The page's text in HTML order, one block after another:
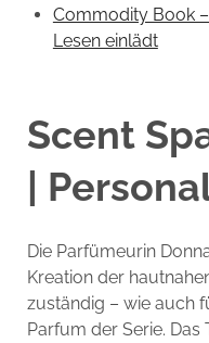
Commodity Book
Lesen einlädt
Scent
|
Die Parfümeurin
Kreation der
zuständig – wie auch
Parfum der Serie. Das